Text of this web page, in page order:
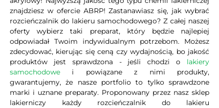
znajdziesz w ofercie ABRP! Zastanawiasz się, jak wybrać
rozcieńczalnik do lakieru samochodowego? Z całej naszej
oferty wybierz taki preparat, który będzie najlepiej
odpowiadał Twoim indywidualnym potrzebom. Możesz
zdecydować, kierując się ceną czy wydajnością, bo jakość
produktów jest sprawdzona - jeśli chodzi o lakiery
samochodowe i powiązane z nimi produkty,
gwarantujemy, że nasze portfolio to tylko sprawdzone
marki i uznane preparaty. Proponowany przez nasz sklep
lakierniczy każdy rozcieńczalnik do lakieru